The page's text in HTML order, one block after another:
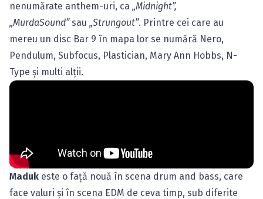
nenumărate anthem-uri, ca „Midnight”,
„MurdaSound”sau „Strungout”. Printre cei care au
mereu un disc Bar 9 în mapa lor se numără Nero,
Pendulum, Subfocus, Plastician, Mary Ann Hobbs, N-
Type şi multi alţii.
Maduk este o faţă nouă în scena drum and bass, care
face valuri şi în scena EDM de ceva timp, sub diferite